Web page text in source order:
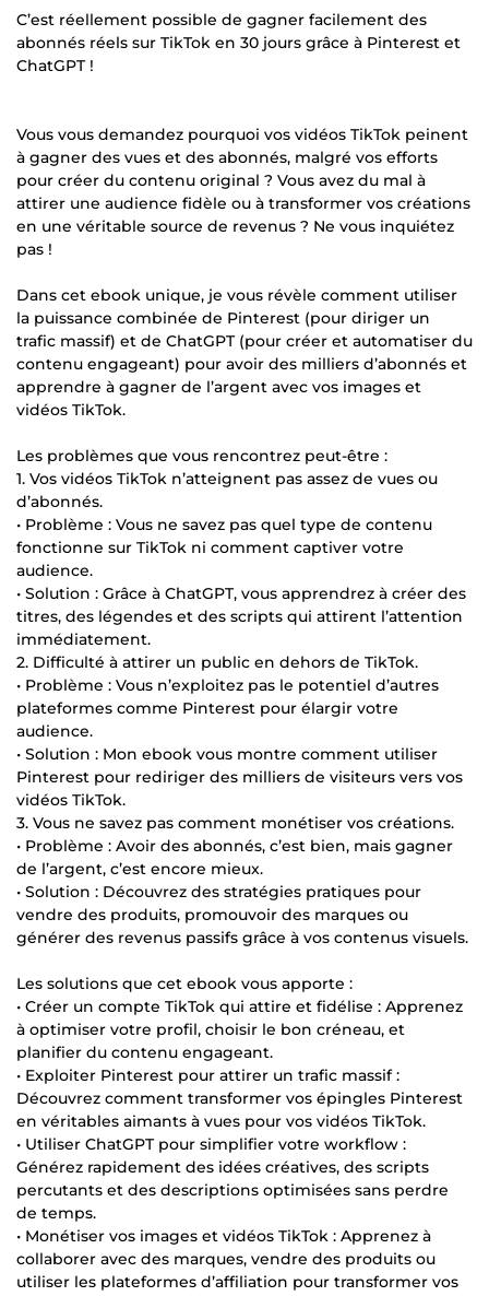
C’est réellement possible de gagner facilement des
abonnés réels sur TikTok en 30 jours grâce à Pinterest et
ChatGPT !
Vous vous demandez pourquoi vos vidéos TikTok peinent
à gagner des vues et des abonnés, malgré vos efforts
pour créer du contenu original ? Vous avez du mal à
attirer une audience fidèle ou à transformer vos créations
en une véritable source de revenus ? Ne vous inquiétez
pas !
Dans cet ebook unique, je vous révèle comment utiliser
la puissance combinée de Pinterest (pour diriger un
trafic massif) et de ChatGPT (pour créer et automatiser du
contenu engageant) pour avoir des milliers d’abonnés et
apprendre à gagner de l’argent avec vos images et
vidéos TikTok.
Les problèmes que vous rencontrez peut-être :
1. Vos vidéos TikTok n’atteignent pas assez de vues ou
d’abonnés.
• Problème : Vous ne savez pas quel type de contenu
fonctionne sur TikTok ni comment captiver votre
audience.
• Solution : Grâce à ChatGPT, vous apprendrez à créer des
titres, des légendes et des scripts qui attirent l’attention
immédiatement.
2. Difficulté à attirer un public en dehors de TikTok.
• Problème : Vous n’exploitez pas le potentiel d’autres
plateformes comme Pinterest pour élargir votre
audience.
• Solution : Mon ebook vous montre comment utiliser
Pinterest pour rediriger des milliers de visiteurs vers vos
vidéos TikTok.
3. Vous ne savez pas comment monétiser vos créations.
• Problème : Avoir des abonnés, c’est bien, mais gagner
de l’argent, c’est encore mieux.
• Solution : Découvrez des stratégies pratiques pour
vendre des produits, promouvoir des marques ou
générer des revenus passifs grâce à vos contenus visuels.
Les solutions que cet ebook vous apporte :
• Créer un compte TikTok qui attire et fidélise : Apprenez
à optimiser votre profil, choisir le bon créneau, et
planifier du contenu engageant.
• Exploiter Pinterest pour attirer un trafic massif :
Découvrez comment transformer vos épingles Pinterest
en véritables aimants à vues pour vos vidéos TikTok.
• Utiliser ChatGPT pour simplifier votre workflow :
Générez rapidement des idées créatives, des scripts
percutants et des descriptions optimisées sans perdre
de temps.
• Monétiser vos images et vidéos TikTok : Apprenez à
collaborer avec des marques, vendre des produits ou
utiliser les plateformes d’affiliation pour transformer vos